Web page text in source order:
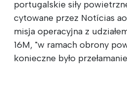
portugalskie siły
cytowane przez Notícias
misja operacyjna z
16M, "w ramach obrony
konieczne było